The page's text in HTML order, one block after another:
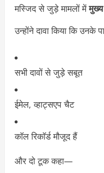
मस्जिद से जुड़े मामलों मेंमुख्य
उन्होंने दावा किया कि उनके
सभी दावों से जुड़े सबूत
ईमेल, व्हाट्सएप चैट
कॉल रिकॉर्ड मौजूद हैं
और दो टूक कहा—